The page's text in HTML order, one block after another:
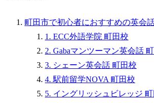
町田市で初心者におすすめの英会
1. ECC外語学院 町田校
2. Gabaマンツーマン英会話
3. シェーン英会話 町田校
4. 駅前留学NOVA 町田校
5. イングリッシュビレッジ